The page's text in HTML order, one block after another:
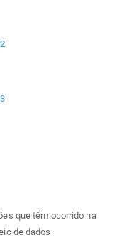
que têm ocorrido na
de dados